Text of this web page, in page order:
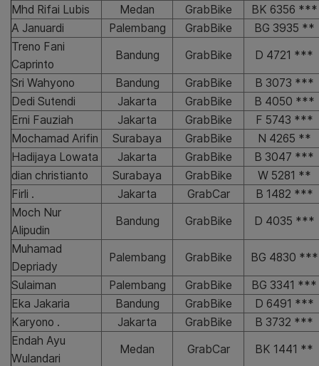
Mhd Rifai Lubis
Medan GrabBike
BK 6356 ***
A Januardi
Palembang GrabBike
BG 3935 **
Treno Fani
Caprinto
Bandung GrabBike D 4721 ***
Sri Wahyono Bandung GrabBike
B 3073 ***
Dedi Sutendi
Jakarta GrabBike
B 4050 ***
Erni Fauziah
Jakarta GrabBike
F 5743 ***
Mochamad Arifin
Surabaya GrabBike
N 4265 **
Hadijaya Lowata
Jakarta GrabBike
B 3047 ***
dian christianto
Surabaya GrabBike
W 5281 **
Firli .
Jakarta GrabCar
B 1482 ***
Moch Nur
Alipudin
Bandung GrabBike D 4035 ***
Muhamad
Depriady
Palembang GrabBike BG 4830 ***
Sulaiman Palembang GrabBike
BG 3341 ***
Eka Jakaria
Bandung GrabBike
D 6491 ***
Karyono .
Jakarta GrabBike
B 3732 ***
Endah Ayu
Wulandari
Medan GrabCar BK 1441 **